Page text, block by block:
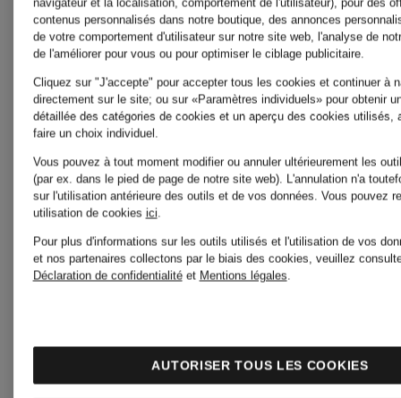
Nouveautés
RIEDEL
Lot de
verres
Contenance
Nouveautés
Serviette
40 x 40
navigateur et la localisation, comportement de l'utilisateur), pour des
contenus personnalisés dans notre boutique, des annonces
de votre comportement d'utilisateur sur notre site web, l'analyse de
de l'améliorer pour vous ou pour optimiser le ciblage publicitaire.
Cliquez sur "J'accepte" pour accepter tous les cookies et continuer à
directement sur le site; ou sur «Paramètres individuels» pour obtenir
détaillée des catégories de cookies et un aperçu des cookies utilisés,
faire un choix individuel.
Vous pouvez à tout moment modifier ou annuler ultérieurement les
(par ex. dans le pied de page de notre site web). L'annulation n'a
sur l'utilisation antérieure des outils et de vos données. Vous pouvez
utilisation de cookies ici.
Pour plus d'informations sur les outils utilisés et l'utilisation de vos
et nos partenaires collectons par le biais des cookies, veuillez
Déclaration de confidentialitéet Mentions légales.
AUTORISER TOUS LES COOKIES